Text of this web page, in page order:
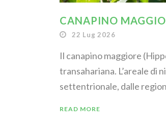
CANAPINO
22 Lug 2026
Il canapino maggiore
transahariana. L’areale di
settentrionale, dalle
READ MORE